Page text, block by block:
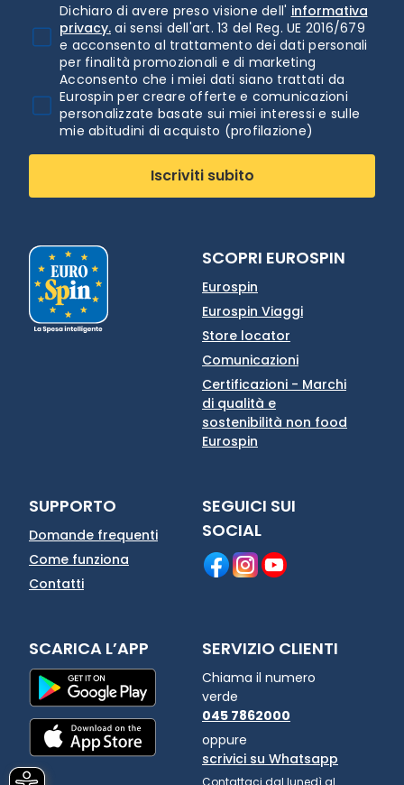
Dichiaro di avere preso visione dell' informativa
privacy. ai sensi dell'art. 13 del Reg. UE 2016/679
e acconsento al trattamento dei dati personali
per finalità promozionali e di marketing
Acconsento che i miei dati siano trattati da
Eurospin per creare offerte e comunicazioni
personalizzate basate sui miei interessi e sulle
mie abitudini di acquisto (profilazione)
Iscriviti subito
SCOPRI EUROSPIN
Eurospin
Eurospin Viaggi
Store locator
Comunicazioni
Certificazioni - Marchi
di qualità e
sostenibilità non food
Eurospin
SUPPORTO
Domande frequenti
Come funziona
Contatti
SEGUICI SUI
SOCIAL
SCARICA L’APP SERVIZIO CLIENTI
Chiama il numero
verde
045 7862000
oppure
scrivici su Whatsapp
Contattaci dal lunedì al